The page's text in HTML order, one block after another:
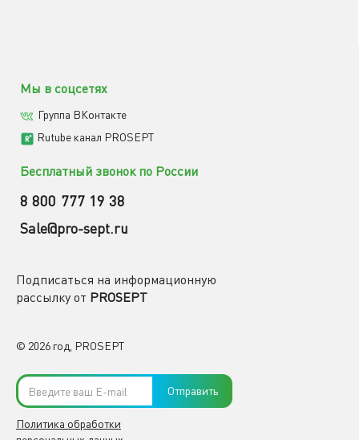
Мы в соцсетях
Группа ВКонтакте
Rutube канал PROSEPT
Бесплатный звонок по России
8 800 777 19 38
Sale@pro-sept.ru
Подписаться на информационную
рассылку от PROSEPT
© 2026 год, PROSEPT
Отправить
Политика обработки